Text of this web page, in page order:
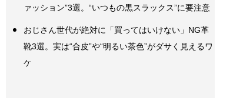
ァッション”3選。“いつもの黒スラックス”に要注意
おじさん世代が絶対に「買ってはいけない」NG革
靴3選。実は“合皮”や“明るい茶色”がダサく見えるワ
ケ